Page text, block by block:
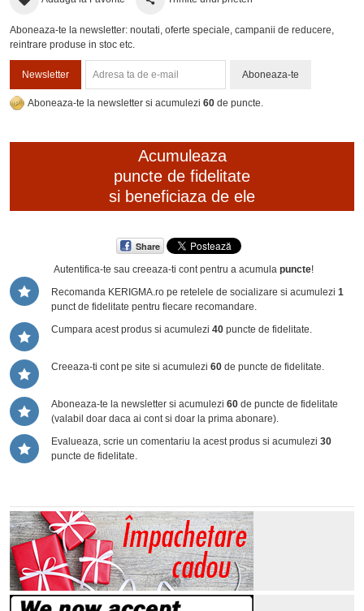
Aboneaza-te la newsletter: noutati, oferte speciale, campanii de reducere,
reintrare produse in stoc etc.
Newsletter Aboneaza-te
Aboneaza-te la newsletter si acumulezi 60 de puncte.
Acumuleaza
puncte de fidelitate
si beneficiaza de ele
Share
Autentifica-te sau creeaza-ti contpentru a acumula puncte!
Recomanda KERIGMA.ro pe retelele de socializare si acumulezi 1
punct de fidelitate pentru fiecare recomandare.
Cumpara acest produs si acumulezi 40 puncte de fidelitate.
Creeaza-ti cont pe site si acumulezi 60 de puncte de fidelitate.
Aboneaza-te la newsletter si acumulezi 60 de puncte de fidelitate
(valabil doar daca ai cont si doar la prima abonare).
Evalueaza, scrie un comentariu la acest produs si acumulezi 30
puncte de fidelitate.